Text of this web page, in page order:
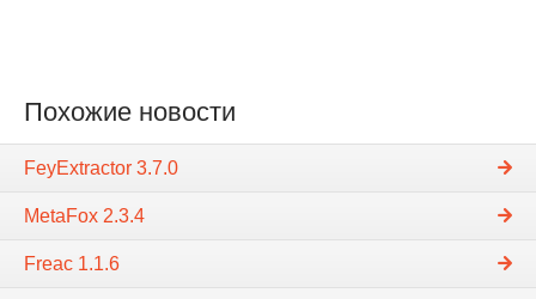
Похожие новости
FeyExtractor 3.7.0
MetaFox 2.3.4
Freac 1.1.6